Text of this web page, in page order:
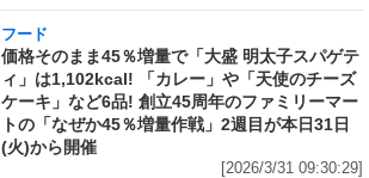
フード
価格そのまま45％増量で「大盛 明太子スパゲテ
ィ」は1,102kcal! 「カレー」や「天使のチーズ
ケーキ」など6品! 創立45周年のファミリーマー
トの「なぜか45％増量作戦」2週目が本日31日
(火)から開催
[2026/3/31 09:30:29]